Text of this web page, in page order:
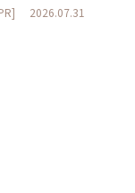
2026.07.31